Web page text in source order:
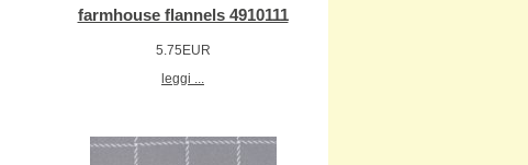
farmhouse flannels 4910111
5.75EUR
leggi ...